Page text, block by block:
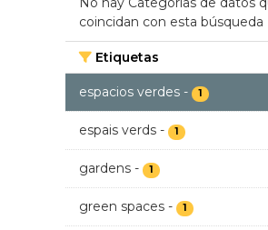
coincidan con esta búsqueda
Etiquetas
espacios verdes - 1
espais verds - 1
gardens - 1
green spaces - 1